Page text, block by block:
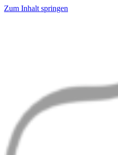
Zum Inhalt springen